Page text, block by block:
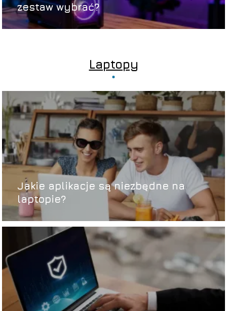
zestaw wybrać?
Laptopy
Jakie aplikacje są niezbędne na
laptopie?